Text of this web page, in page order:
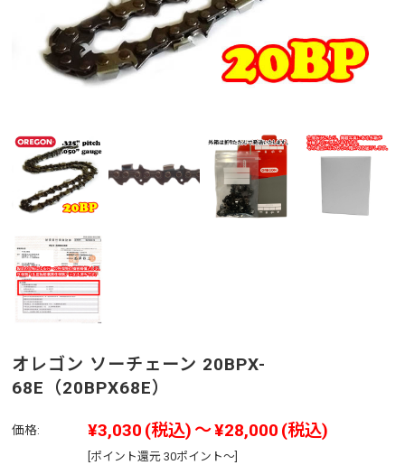
オレゴン ソーチェーン 20BPX-
68E（20BPX68E）
価格: ¥3,030 (税込) ～¥28,000 (税込)
[ポイント還元 30ポイント～]